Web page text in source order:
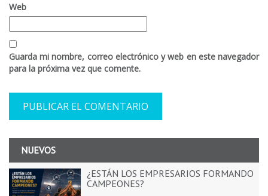
Web
Guarda mi nombre, correo electrónico y web en este navegador
para la próxima vez que comente.
NUEVOS
¿ESTÁN LOS EMPRESARIOS FORMANDO
CAMPEONES?